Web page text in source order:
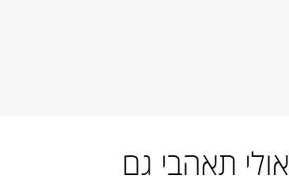
אולי תאהבי גם